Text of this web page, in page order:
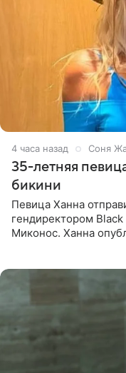
4 часа назад Соня
35-летняя
бикини
Певица Ханна
гендиректором
Миконос. Ханна